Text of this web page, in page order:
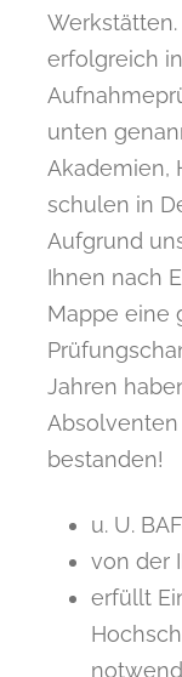
erfolgreich
unten
Akademien,
schulen in
Aufgrund
Ihnen nach
Mappe eine
Jahren
bestanden!
u. U.
von der
erfüllt